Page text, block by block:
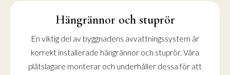
Hängrännor och stuprör
En viktig del av byggnadens avvattningssystem är
korrekt installerade hängrännor och stuprör. Våra
plåtslagare monterar och underhåller dessa för att